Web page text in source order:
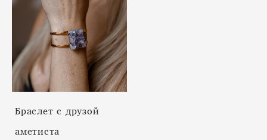
Браслет с друзой
аметиста